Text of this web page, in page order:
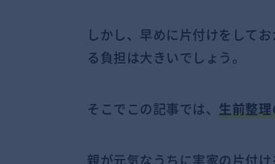
しかし、早めに片付けをして
る負担は大きいでしょう。
そこでこの記事では、生前整
親が元気なうちに実家の片付